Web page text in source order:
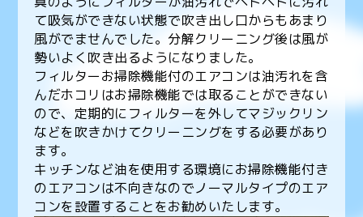
て吸気ができない状態で吹き出し口からもあまり
風がでませんでした。分解クリーニング後は風が
勢いよく吹き出るようになりました。
フィルターお掃除機能付のエアコンは油汚れを含
んだホコリはお掃除機能では取ることができない
ので、定期的にフィルターを外してマジックリン
などを吹きかけてクリーニングをする必要があり
ます。
キッチンなど油を使用する環境にお掃除機能付き
のエアコンは不向きなのでノーマルタイプのエア
コンを設置することをお勧めいたします。